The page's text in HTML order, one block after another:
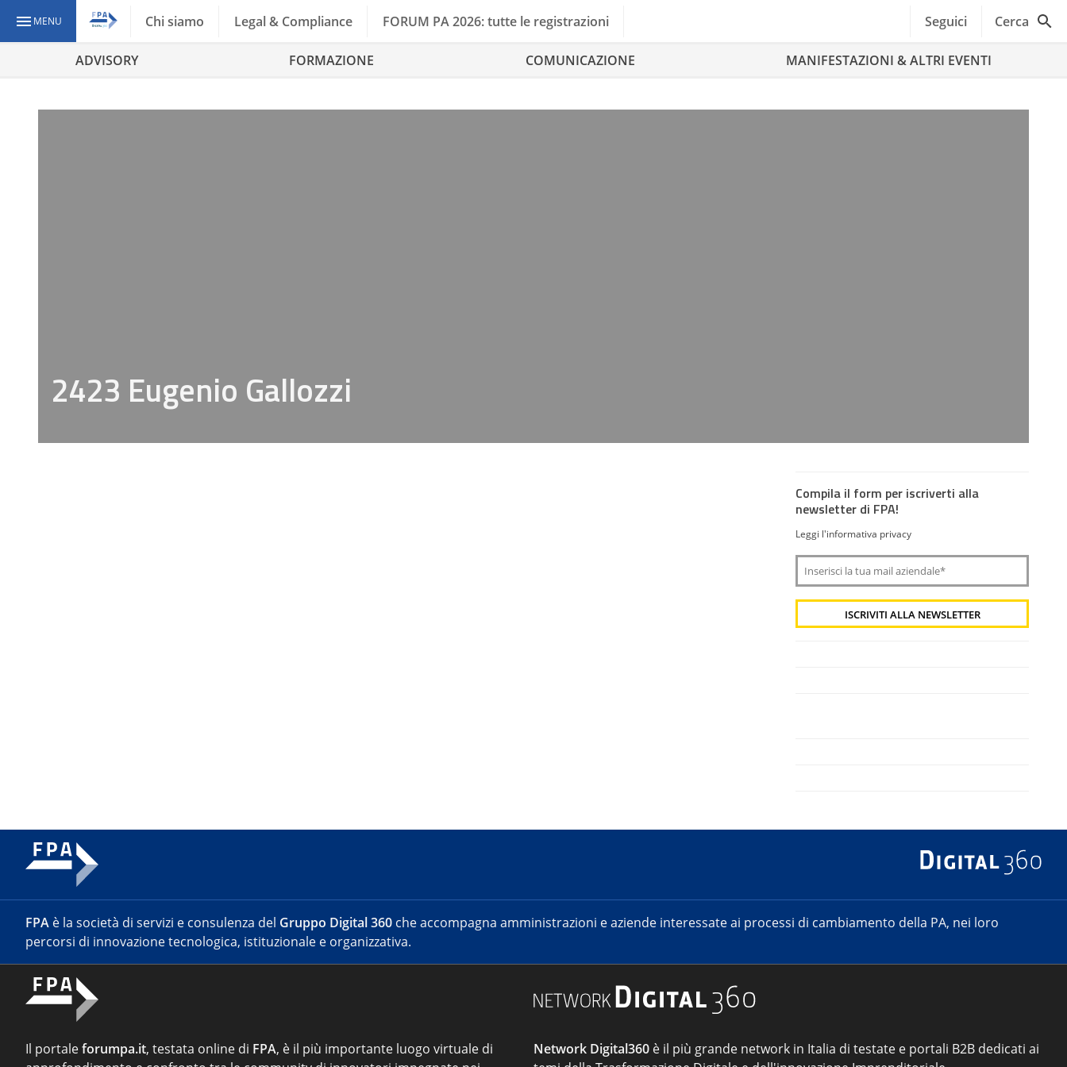
MENU Chi siamo Legal & Compliance FORUM PA 2026: tutte le registrazioni Seguici Cerca
ADVISORY FORMAZIONE COMUNICAZIONE MANIFESTAZIONI & ALTRI EVENTI
2423 Eugenio Gallozzi
Compila il form per iscriverti alla
newsletter di FPA!
Leggi l'informativa privacy
FPA è la società di servizi e consulenza del Gruppo Digital 360 che accompagna amministrazioni e aziende interessate ai processi di cambiamento della PA, nei loro
percorsi di innovazione tecnologica, istituzionale e organizzativa.
Il portaleforumpa.it, testata online di FPA, è il più importante luogo virtuale di
Network Digital360 è il più grande network in Italia di testate e portali B2B dedicati ai